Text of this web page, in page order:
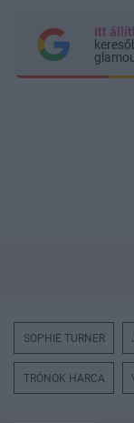
Itt
SOPHIE TURNER
TRÓNOK HARCA